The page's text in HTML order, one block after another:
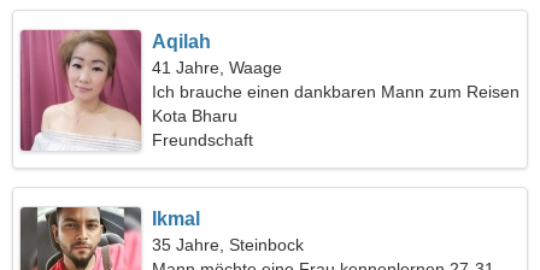
Aqilah
41 Jahre, Waage
Ich brauche einen dankbaren Mann zum Reisen
Kota Bharu
Freundschaft
Ikmal
35 Jahre, Steinbock